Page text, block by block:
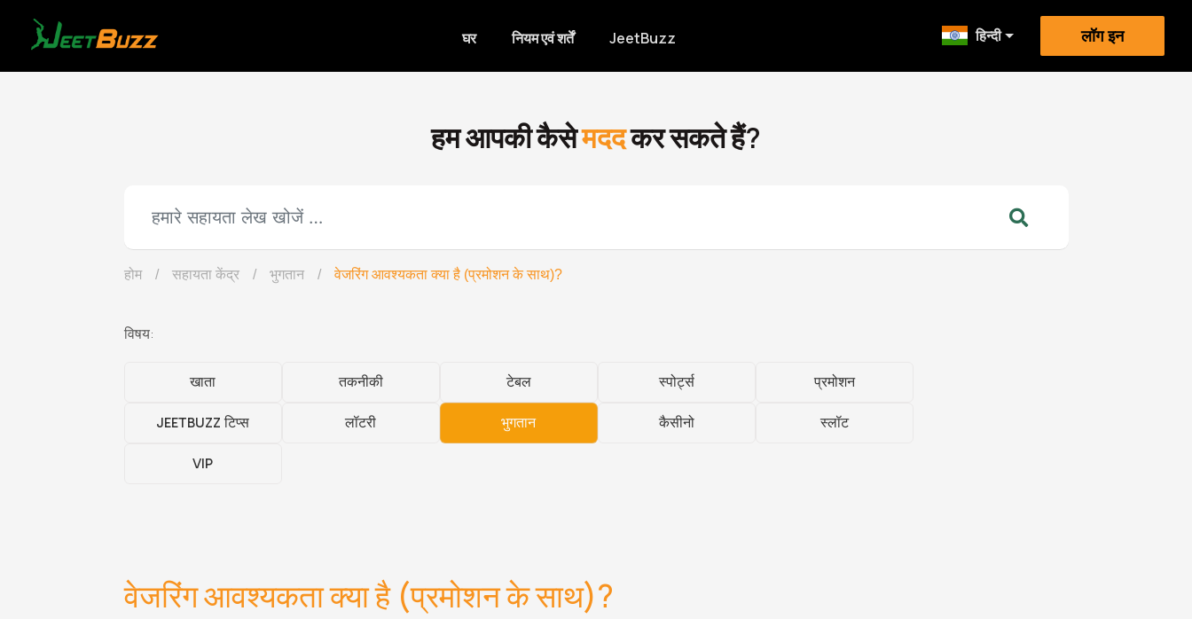
content
घर नियम एवं शर्तें JeetBuzz हिन्दी लॉग इन
हम आपकी कैसेमददकर सकते हैं?
होम / सहायता केंद्र / भुगतान / वेजरिंग आवश्यकता क्या है (प्रमोशन के साथ)?
विषय:
खाता तकनीकी टेबल स्पोर्ट्स प्रमोशन
JEETBUZZ टिप्स लॉटरी भुगतान कैसीनो स्लॉट
VIP
वेजरिंग आवश्यकता क्या है (प्रमोशन के साथ)?